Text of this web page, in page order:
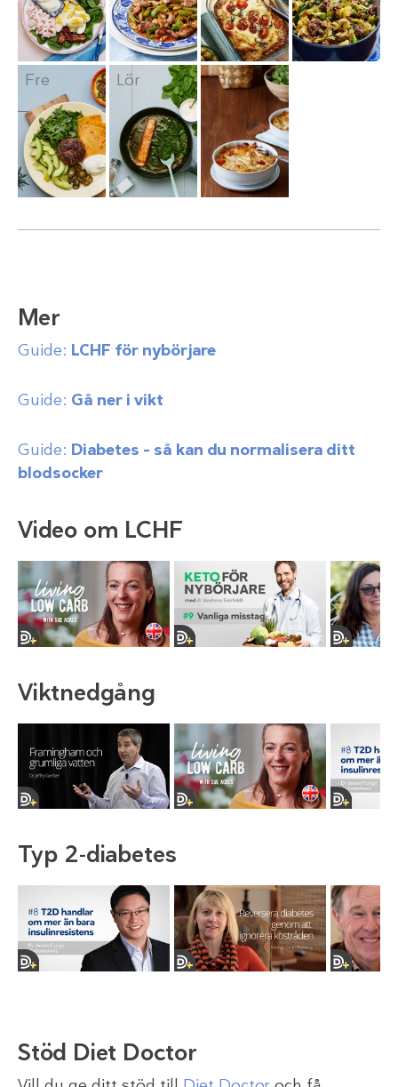
Fre Lör Sön
Mer
Guide: LCHF för nybörjare
Guide: Gå ner i vikt
Guide: Diabetes – så kan du normalisera ditt
blodsocker
Video om LCHF
Viktnedgång
Typ 2-diabetes
Stöd Diet Doctor